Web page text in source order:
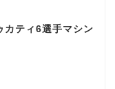
カティ6選手マシン